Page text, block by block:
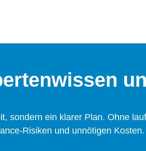
sondern ein klarer Plan. Ohne
Risiken und unnötigen